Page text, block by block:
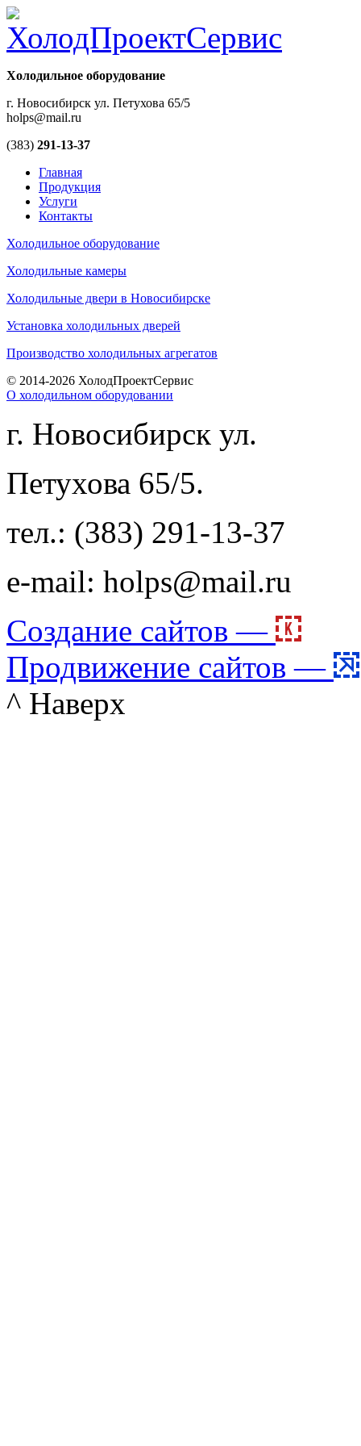
Холодильное оборудование
г. Новосибирск ул. Петухова 65/5
holps@mail.ru
(383) 291-13-37
Главная
Продукция
Услуги
Контакты
Холодильное оборудование
Холодильные камеры
Холодильные двери в Новосибирске
Установка холодильных дверей
Производство холодильных агрегатов
© 2014-2026 ХолодПроектСервис
О холодильном оборудовании
г. Новосибирск ул.
Петухова 65/5.
тел.: (383) 291-13-37
e-mail: holps@mail.ru
Создание сайтов —
Продвижение сайтов —
^ Наверх